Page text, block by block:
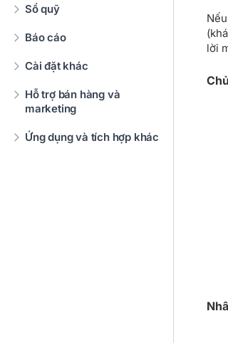
Sổ quỹ
Báo cáo
Cài đặt khác
Hỗ trợ bán hàng và
marketing
Ứng dụng và tích hợp khác
lời